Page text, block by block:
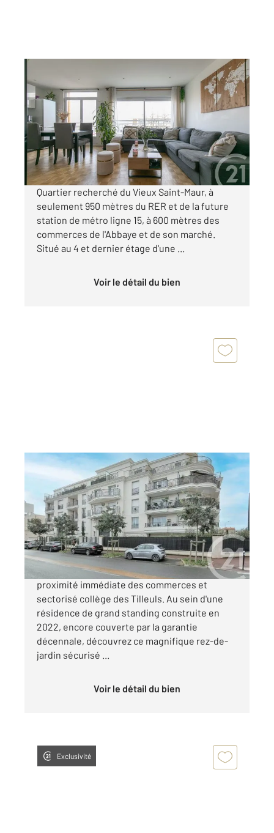
ST MAUR DES FOSSES 94
60,12 m , 3 pièces
Ref : 1409
Appartement F3 à vendre
350 000 €
Visiter le site dédié
Quartier recherché du Vieux Saint-Maur, à
seulement 950 mètres du RER et de la future
station de métro ligne 15, à 600 mètres des
commerces de l'Abbaye et de son marché.
Situé au 4 et dernier étage d'une ...
Voir le détail du bien
ST MAUR DES FOSSES 94
68,74 m
, 3 pièces
Ref : 1400
Appartement F3 à vendre
539 000 €
À seulement 900 mètres à pied du RER, à
proximité immédiate des commerces et
sectorisé collège des Tilleuls. Au sein d'une
résidence de grand standing construite en
2022, encore couverte par la garantie
décennale, découvrez ce magnifique rez-de-
jardin sécurisé ...
Voir le détail du bien
Exclusivité